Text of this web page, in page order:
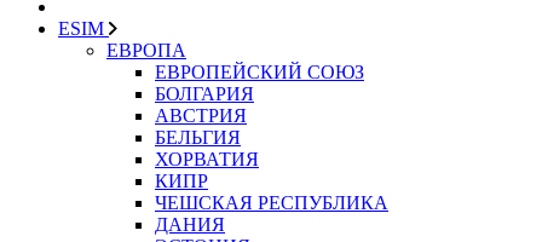
ESIM
ЕВРОПА
ЕВРОПЕЙСКИЙ СОЮЗ
БОЛГАРИЯ
АВСТРИЯ
БЕЛЬГИЯ
ХОРВАТИЯ
КИПР
ЧЕШСКАЯ РЕСПУБЛИКА
ДАНИЯ